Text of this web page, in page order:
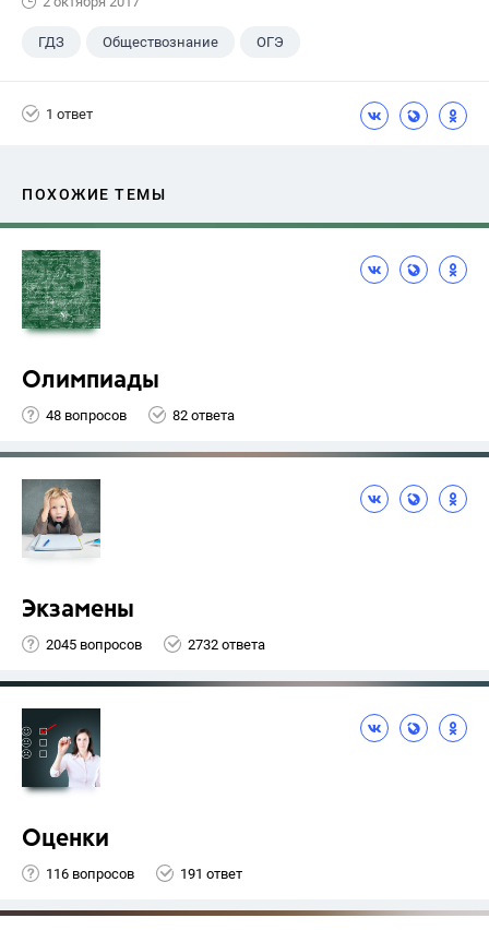
ГДЗ Обществознание ОГЭ
1 ответ
ПОХОЖИЕ ТЕМЫ
Олимпиады
48 вопросов 82 ответа
Экзамены
2045 вопросов 2732 ответа
Оценки
116 вопросов 191 ответ